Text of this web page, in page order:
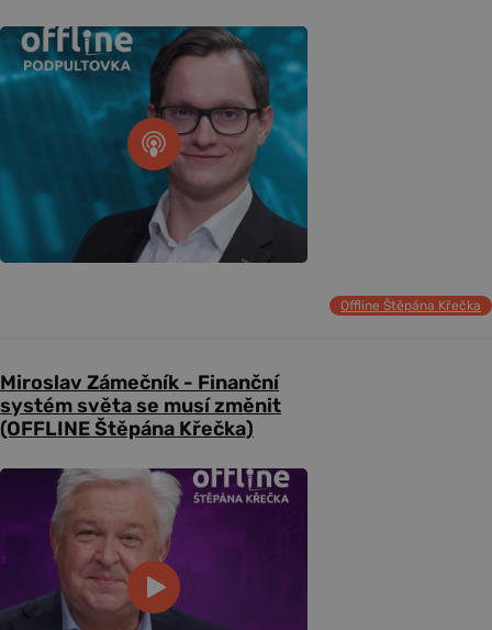
Offline Štěpána Křečka
Miroslav Zámečník - Finanční
systém světa se musí změnit
(OFFLINE Štěpána Křečka)